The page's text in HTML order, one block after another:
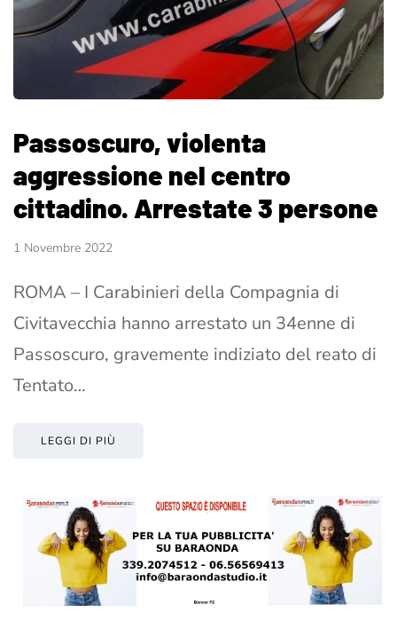
Passoscuro, violenta
aggressione nel centro
cittadino. Arrestate 3 persone
1 Novembre 2022
ROMA – I Carabinieri della Compagnia di
Civitavecchia hanno arrestato un 34enne di
Passoscuro, gravemente indiziato del reato di
Tentato…
LEGGI DI PIÙ